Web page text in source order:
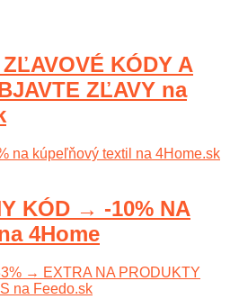
KÓDY A
ZĽAVY na
KÓD → -10% NA
4Home